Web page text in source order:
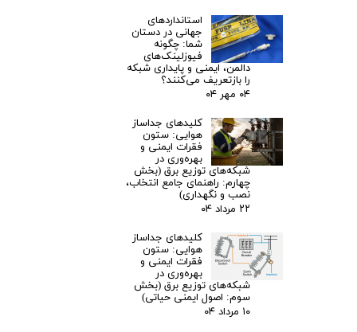
استانداردهای
جهانی در دستان
شما: چگونه
فیوزلینک‌های
دالمن، ایمنی و پایداری شبکه
را بازتعریف می‌کنند؟
۰۴ مهر ۰۴
کلیدهای جداساز
هوایی: ستون
فقرات ایمنی و
بهره‌وری در
شبکه‌های توزیع برق (بخش
چهارم: راهنمای جامع انتخاب،
نصب و نگهداری)
۲۲ مرداد ۰۴
کلیدهای جداساز
هوایی: ستون
فقرات ایمنی و
بهره‌وری در
شبکه‌های توزیع برق (بخش
سوم: اصول ایمنی حیاتی)
۱۰ مرداد ۰۴